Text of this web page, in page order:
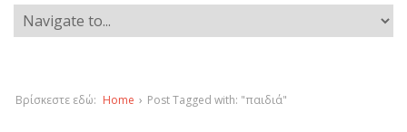
Βρίσκεστε εδώ: Home › Post Tagged with: "παιδιά"